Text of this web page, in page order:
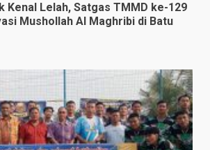
Kenal Lelah, Satgas TMMD ke-129
Mushollah Al Maghribi di Batu